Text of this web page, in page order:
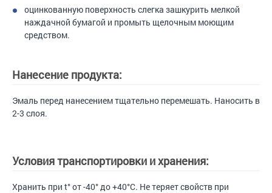
оцинкованную поверхность слегка зашкурить мелкой
наждачной бумагой и промыть щелочным моющим
средством.
Нанесение продукта:
Эмаль перед нанесением тщательно перемешать. Наносить в
2-3 слоя.
Условия транспортировки и хранения:
Хранить при t° от -40° до +40°С. Не теряет свойств при